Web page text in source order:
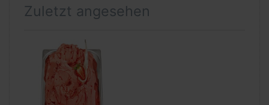
Zuletzt angesehen